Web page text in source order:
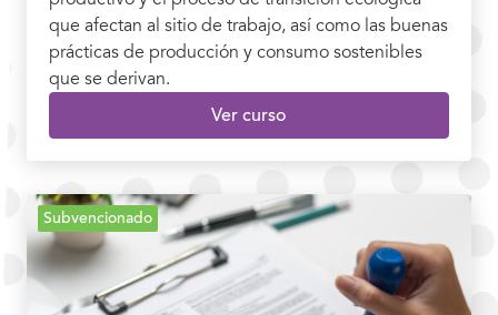
que afectan al sitio de trabajo, así como las buenas
prácticas de producción y consumo sostenibles
que se derivan.
Ver curso
Subvencionado